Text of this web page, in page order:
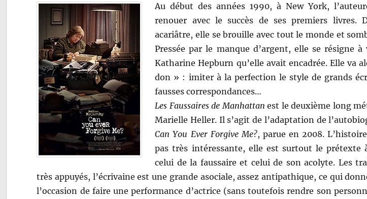
Au début des années 1990, à New York,
renouer avec le succès de ses premiers livres.
acariâtre, elle se brouille avec tout le monde et
Pressée par le manque d’argent, elle se résigne
Katharine Hepburn qu’elle avait encadrée. Elle va
don » : imiter à la perfection le style de grands
fausses correspondances…
Les Faussaires de Manhattan est le deuxième long
Marielle Heller. Il s’agit de l’adaptation de
Can You Ever Forgive Me?, parue en 2008.
pas très intéressante, elle est surtout le prétexte
celui de la faussaire et celui de son acolyte. Les
très appuyés, l’écrivaine est une grande asociale, assez antipathique, ce qui
l’occasion de faire une performance d’actrice (sans toutefois rendre son